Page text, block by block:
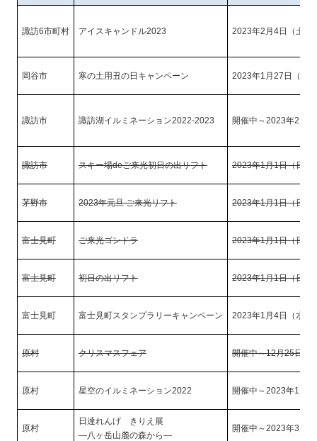
諏訪6市町村 アイスキャンドル2023 2023年2月4日（土）
岡谷市 寒の土用丑の日キャンペーン 2023年1月27日（金
諏訪市 諏訪湖イルミネーション2022-2023 開催中～2023年2月
諏訪市 スキー場deご来光初日の出リフト 2023年1月1日（日）
茅野市 2023年元旦 ご来光リフト 2023年1月1日（日）
富士見町 ご来光ゴンドラ 2023年1月1日（日）
富士見町 初日の出リフト 2023年1月1日（日）
富士見町 富士見町スタンプラリーキャンペーン 2023年1月4日（水）
原村 クリスマスフェア 開催中～12月25日（
原村 星空のイルミネーション2022 開催中～2023年1月9
原村
日達れんげ きりえ展
―八ヶ岳山麓の森から―
開催中～2023年3月